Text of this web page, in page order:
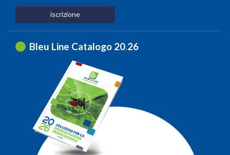
iscrizione
Bleu Line Catalogo 20.26